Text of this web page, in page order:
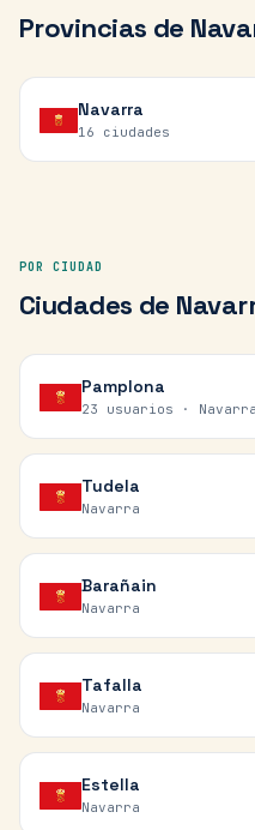
Provincias de
Navarra
16 ciudades
POR CIUDAD
Ciudades de
Pamplona
23 usuarios · Navarra
Tudela
Navarra
Barañain
Navarra
Tafalla
Navarra
Estella
Navarra